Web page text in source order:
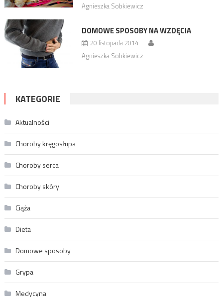
Agnieszka Sobkiewicz
DOMOWE SPOSOBY NA WZDĘCIA
20 listopada 2014
Agnieszka Sobkiewicz
KATEGORIE
Aktualności
Choroby kręgosłupa
Choroby serca
Choroby skóry
Ciąża
Dieta
Domowe sposoby
Grypa
Medycyna